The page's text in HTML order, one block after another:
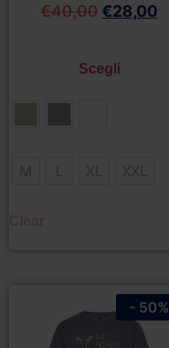
€40,00 €28,00
Scegli
M L XL XXL
- 50%